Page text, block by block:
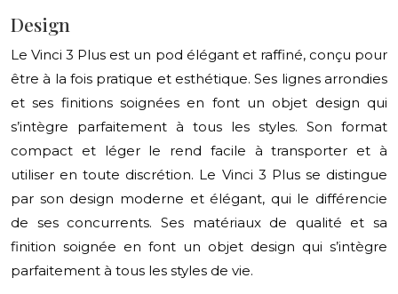
Design
Le Vinci 3 Plus est un pod élégant et raffiné, conçu pour
être à la fois pratique et esthétique. Ses lignes arrondies
et ses finitions soignées en font un objet design qui
s’intègre parfaitement à tous les styles. Son format
compact et léger le rend facile à transporter et à
utiliser en toute discrétion. Le Vinci 3 Plus se distingue
par son design moderne et élégant, qui le différencie
de ses concurrents. Ses matériaux de qualité et sa
finition soignée en font un objet design qui s’intègre
parfaitement à tous les styles de vie.